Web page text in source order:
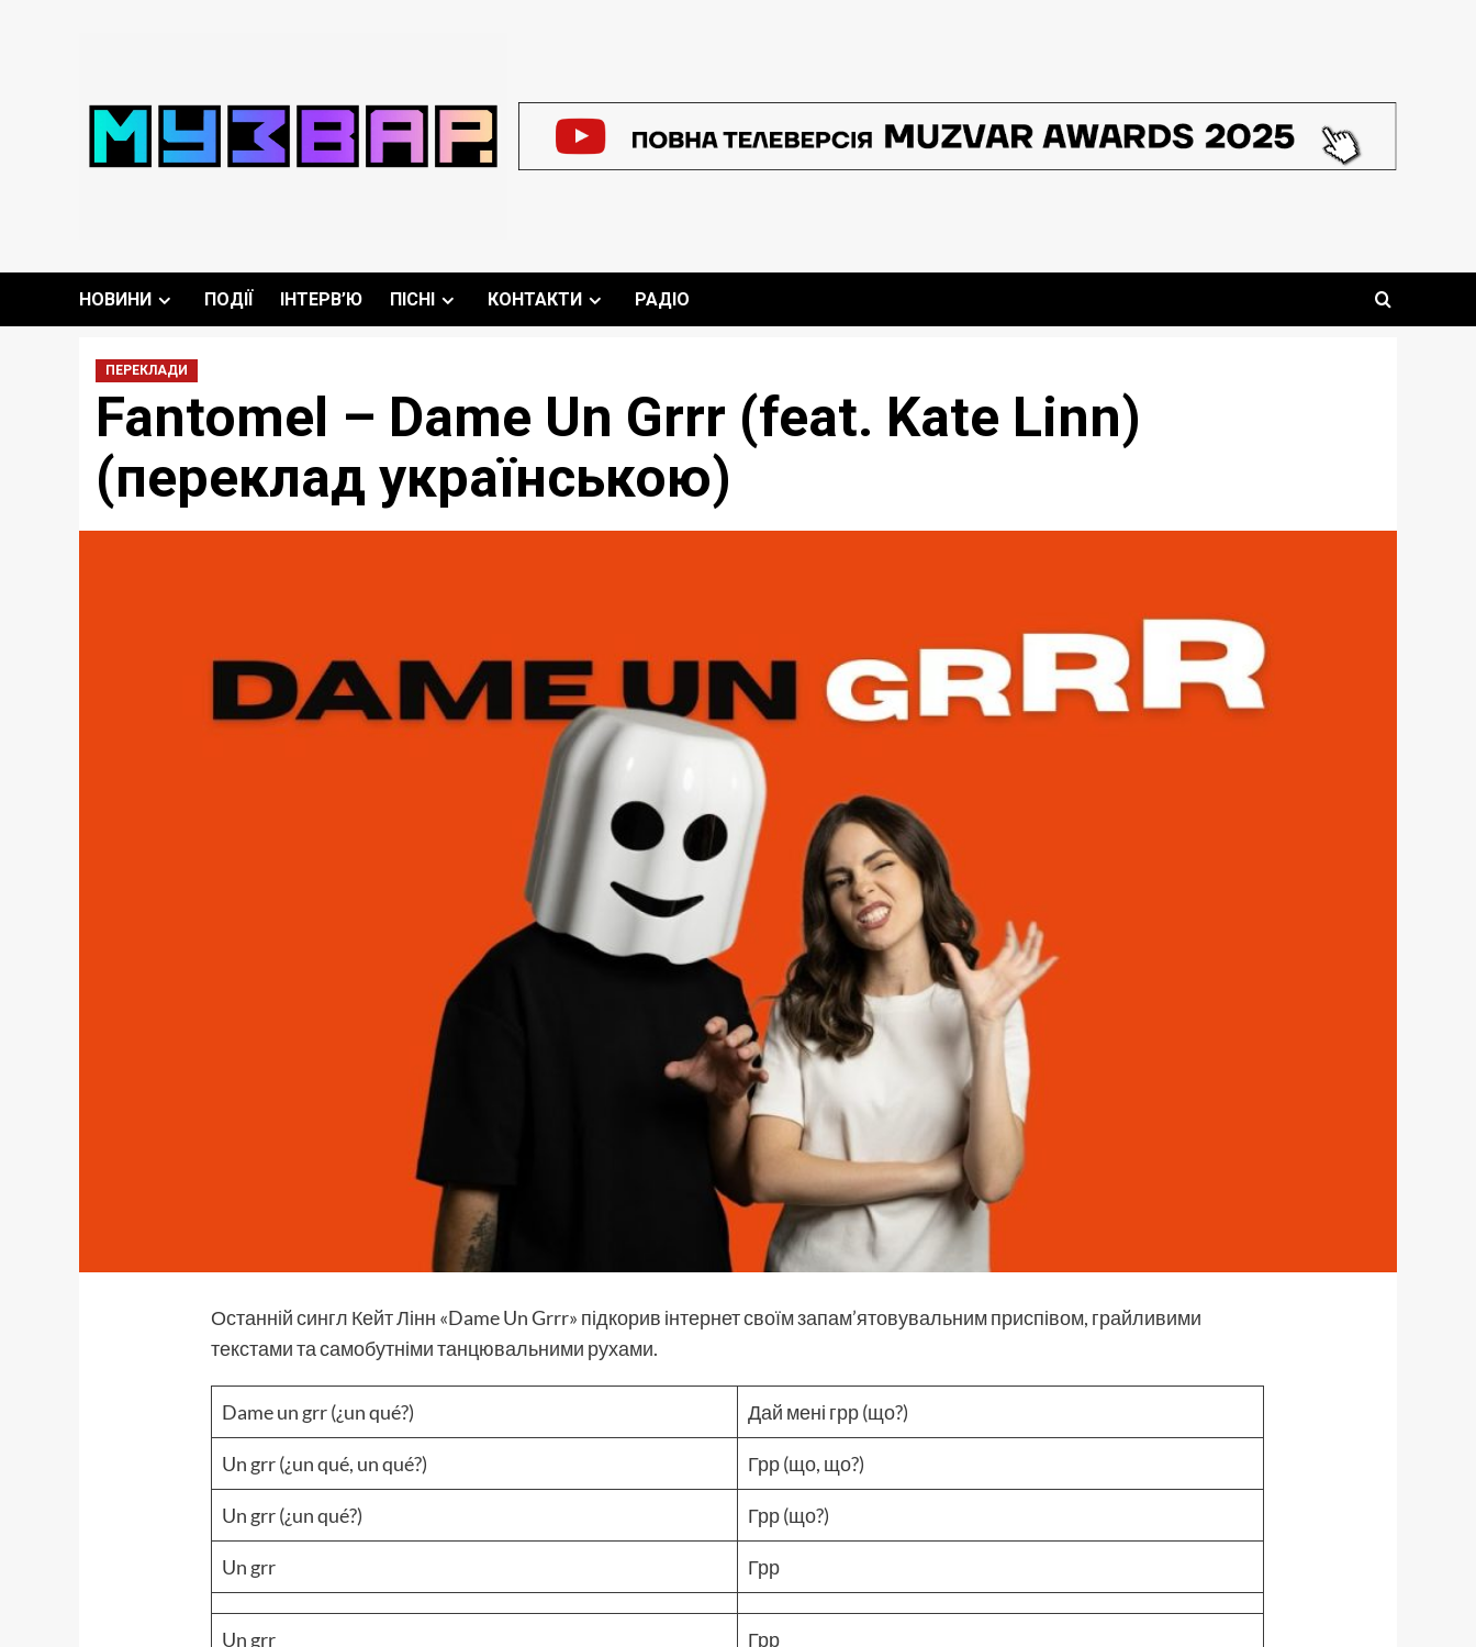
НОВИНИ ПОДІЇ ІНТЕРВ’Ю ПІСНІ КОНТАКТИ РАДІО
ПЕРЕКЛАДИ
Fantomel – Dame Un Grrr (feat. Kate Linn)
(переклад українською)
Останній сингл Кейт Лінн «Dame Un Grrr» підкорив інтернет своїм запам’ятовувальним приспівом, грайливими
текстами та самобутніми танцювальними рухами.
Dame un grr (¿un qué?) Дай мені грр (що?)
Un grr (¿un qué, un qué?) Грр (що, що?)
Un grr (¿un qué?) Грр (що?)
Un grr Грр
Un grr Грр